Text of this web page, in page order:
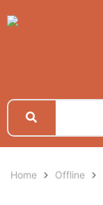
Home Offline